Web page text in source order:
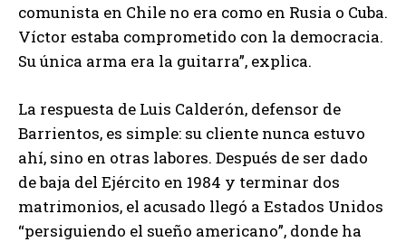
comunista en Chile no era como en Rusia o Cuba.
Víctor estaba comprometido con la democracia.
Su única arma era la guitarra”, explica.
La respuesta de Luis Calderón, defensor de
Barrientos, es simple: su cliente nunca estuvo
ahí, sino en otras labores. Después de ser dado
de baja del Ejército en 1984 y terminar dos
matrimonios, el acusado llegó a Estados Unidos
“persiguiendo el sueño americano”, donde ha